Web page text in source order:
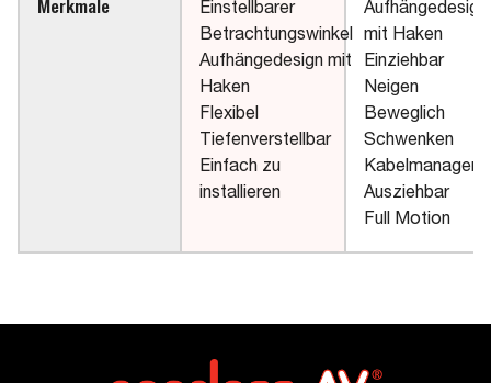
Merkmale
Einstellbarer
Betrachtungswinkel
Aufhängedesign mit
Haken
Flexibel
Tiefenverstellbar
Einfach zu
installieren
Aufhängedesign
mit Haken
Einziehbar
Neigen
Beweglich
Schwenken
Ausziehbar
Full Motion